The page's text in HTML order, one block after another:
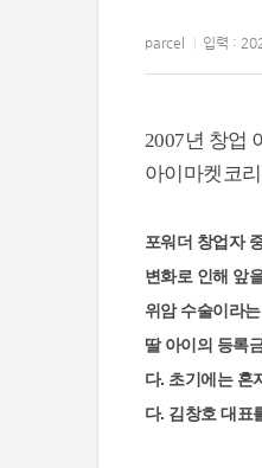
parcel 입력 :
2007년 창업
아이마켓코
포워더 창업자
변화로 인해 앞
위암 수술이라
딸 아이의 등록
다. 초기에는 혼
다. 김창호 대표